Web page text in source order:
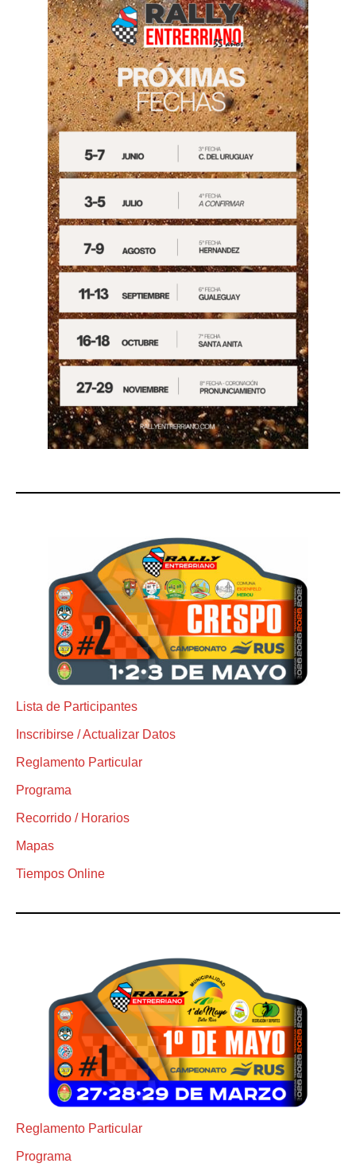
Lista de Participantes
Inscribirse / Actualizar Datos
Reglamento Particular
Programa
Recorrido / Horarios
Mapas
Tiempos Online
Reglamento Particular
Programa